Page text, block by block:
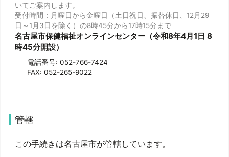
いてご案内します。
受付時間：月曜日から金曜日（土日祝日、振替休日、12月29
日～1月3日を除く）の8時45分から17時15分まで
名古屋市保健福祉オンラインセンター（令和8年4月1日 8
時45分開設）
電話番号: 052-766-7424
FAX: 052-265-9022
管轄
この手続きは名古屋市が管轄しています。